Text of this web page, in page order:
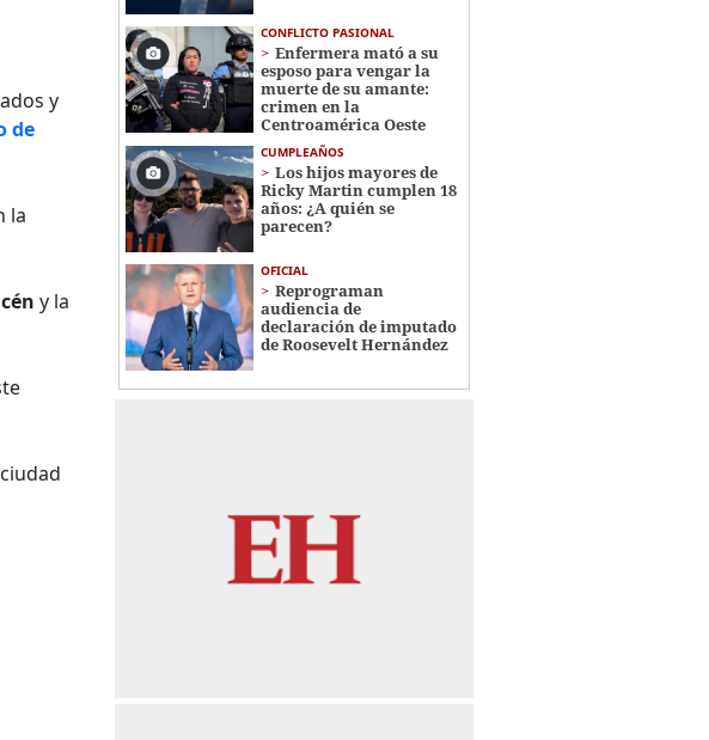
y
de
la
y la
CONFLICTO PASIONAL
Enfermera mató a su
esposo para vengar la
muerte de su amante:
crimen en la
Centroamérica Oeste
CUMPLEAÑOS
Los hijos mayores de
Ricky Martin cumplen 18
años: ¿A quién se
parecen?
OFICIAL
Reprograman
audiencia de
declaración de imputado
de Roosevelt Hernández